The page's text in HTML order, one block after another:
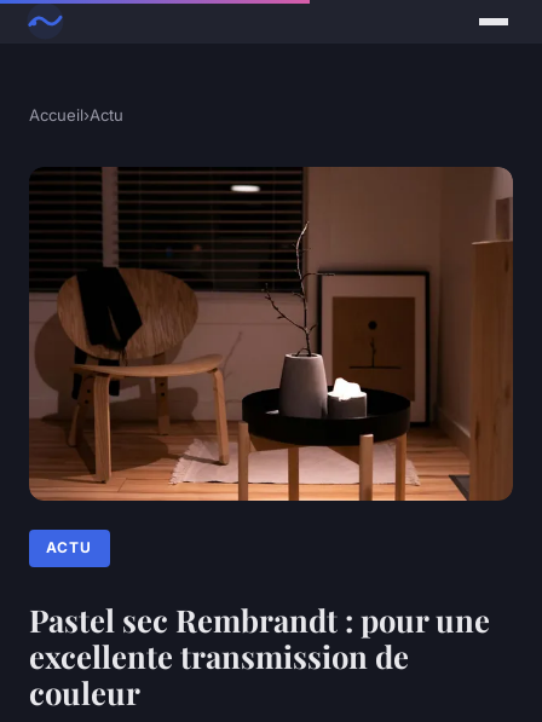
Accueil›Actu
ACTU
Pastel sec Rembrandt : pour une
excellente transmission de
couleur